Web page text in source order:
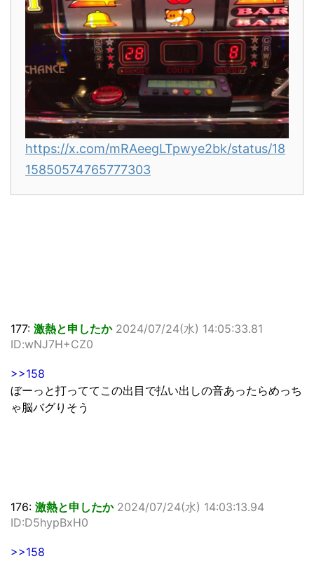
https://x.com/mRAeegLTpwye2bk/status/18
15850574765777303
177: 激熱と申したか 2024/07/24(水) 14:05:33.81
ID:wNJ7H+CZ0
>>158
ぼーっと打っててこの出目で払い出しの音あったらめっち
ゃ脳バグりそう
176: 激熱と申したか 2024/07/24(水) 14:03:13.94
ID:D5hypBxH0
>>158